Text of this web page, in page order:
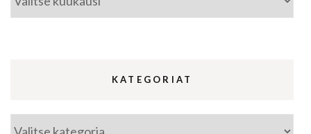
KATEGORIAT
Kategoriat